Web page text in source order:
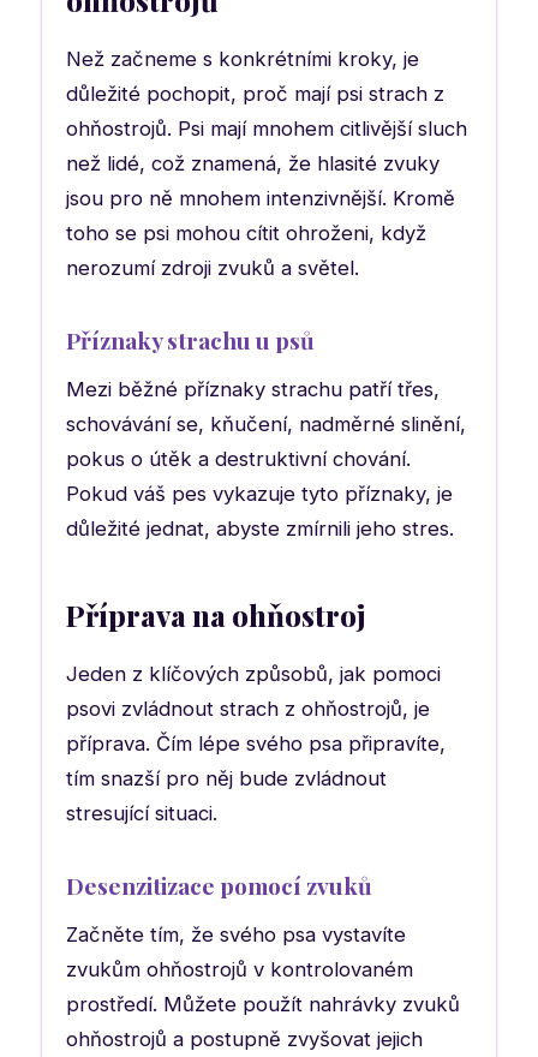
Než začneme s konkrétními kroky, je
důležité pochopit, proč mají psi strach z
ohňostrojů. Psi mají mnohem citlivější sluch
než lidé, což znamená, že hlasité zvuky
jsou pro ně mnohem intenzivnější. Kromě
toho se psi mohou cítit ohroženi, když
nerozumí zdroji zvuků a světel.
Příznaky strachu u psů
Mezi běžné příznaky strachu patří třes,
schovávání se, kňučení, nadměrné slinění,
pokus o útěk a destruktivní chování.
Pokud váš pes vykazuje tyto příznaky, je
důležité jednat, abyste zmírnili jeho stres.
Příprava na ohňostroj
Jeden z klíčových způsobů, jak pomoci
psovi zvládnout strach z ohňostrojů, je
příprava. Čím lépe svého psa připravíte,
tím snazší pro něj bude zvládnout
stresující situaci.
Desenzitizace pomocí zvuků
Začněte tím, že svého psa vystavíte
zvukům ohňostrojů v kontrolovaném
prostředí. Můžete použít nahrávky zvuků
ohňostrojů a postupně zvyšovat jejich